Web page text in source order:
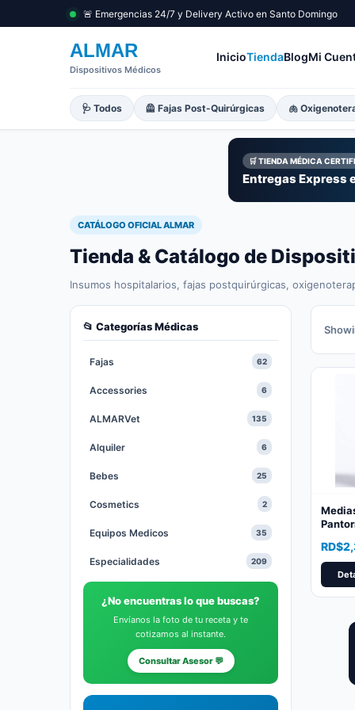
🚨 Emergencias 24/7 y Delivery Activo en Santo Domingo
ALMAR
Dispositivos Médicos
InicioTiendaBlogMi
🩺 Todos 🦺 Fajas Post-Quirúrgicas 🫁
🛒 TIENDA MÉDICA
Entregas Express
CATÁLOGO OFICIAL ALMAR
Tienda & Catálogo de
Insumos hospitalarios, fajas postquirúrgicas,
📂 Categorías Médicas
Fajas 62
Accessories 6
ALMARVet 135
Alquiler 6
Bebes 25
Cosmetics 2
Equipos Medicos 35
Especialidades 209
Health and Beauty
Hidratantes
¿No encuentras lo que buscas?
Envíanos la foto de tu receta y te
cotizamos al instante.
Consultar Asesor 💬
RD$